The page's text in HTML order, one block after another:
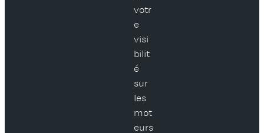
votr
e
visi
bilit
é
sur
les
mot
eurs